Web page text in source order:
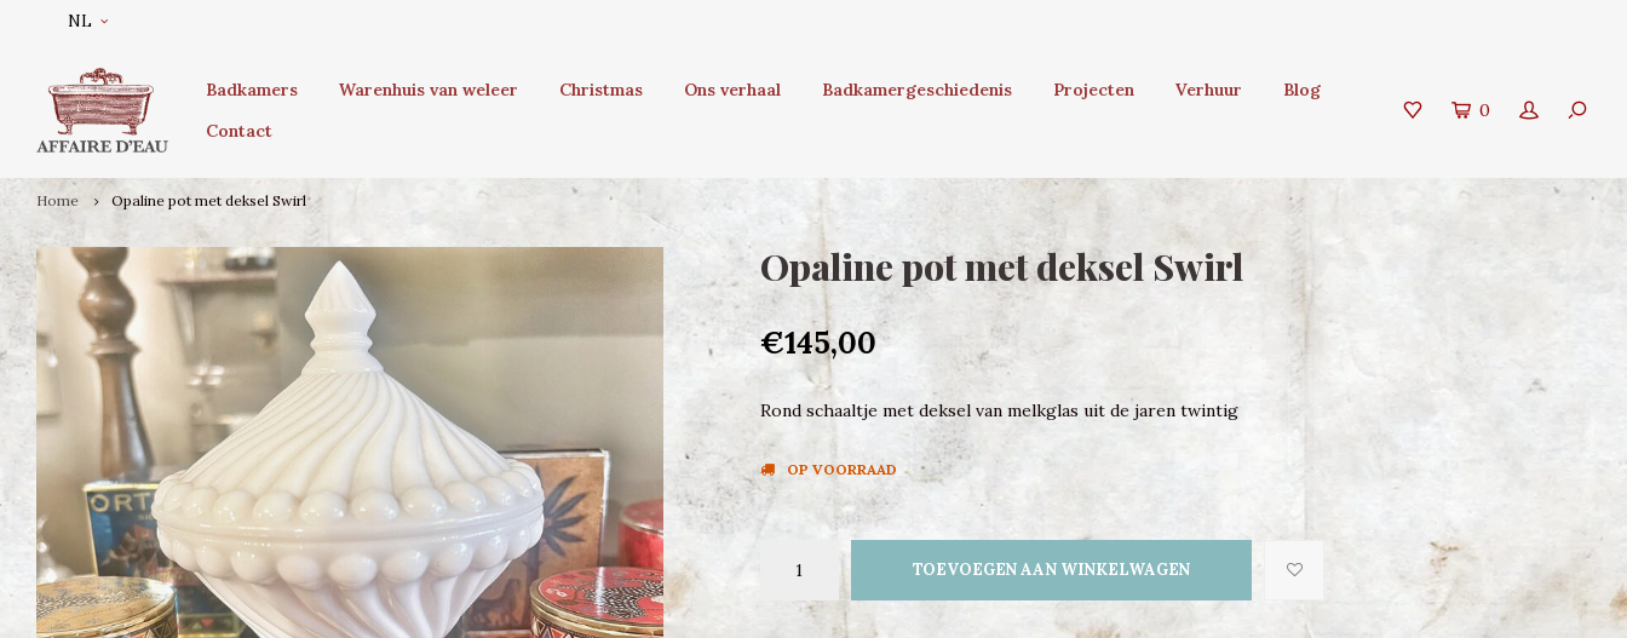
NL
Badkamers Warenhuis van weleer Christmas Ons verhaal Badkamergeschiedenis Projecten Verhuur
Blog
Contact
0
Home Opaline pot met deksel Swirl
Opaline pot met deksel Swirl
€145,00
Rond schaaltje met deksel van melkglas uit de jaren twintig
OP VOORRAAD
TOEVOEGEN AAN WINKELWAGEN